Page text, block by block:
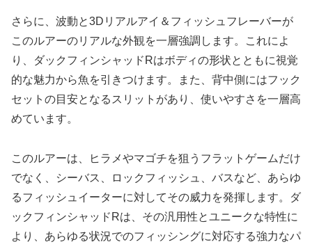
さらに、波動と3Dリアルアイ＆フィッシュフレーバーが
このルアーのリアルな外観を一層強調します。これによ
り、ダックフィンシャッドRはボディの形状とともに視覚
的な魅力から魚を引きつけます。また、背中側にはフック
セットの目安となるスリットがあり、使いやすさを一層高
めています。
このルアーは、ヒラメやマゴチを狙うフラットゲームだけ
でなく、シーバス、ロックフィッシュ、バスなど、あらゆ
るフィッシュイーターに対してその威力を発揮します。ダ
ックフィンシャッドRは、その汎用性とユニークな特性に
より、あらゆる状況でのフィッシングに対応する強力なパ